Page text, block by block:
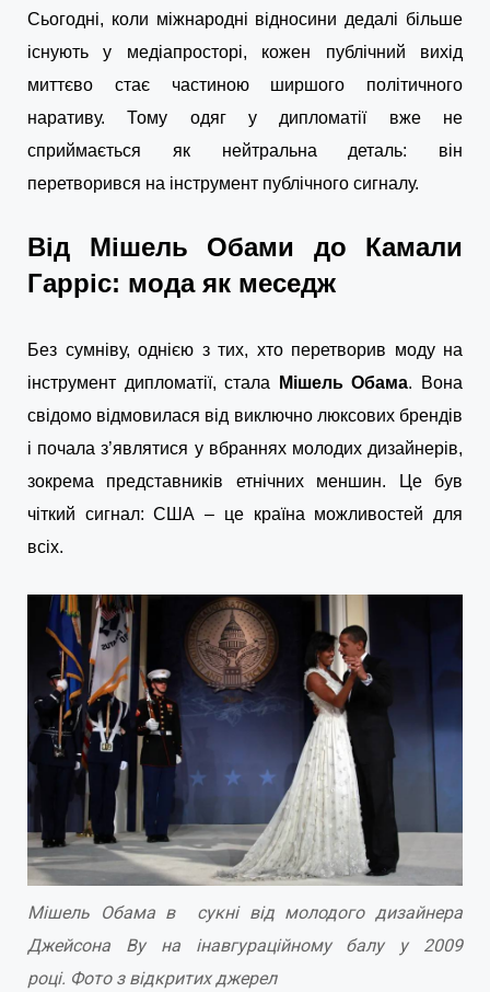
Сьогодні, коли міжнародні відносини дедалі більше
існують у медіапросторі, кожен публічний вихід
миттєво стає частиною ширшого політичного
наративу. Тому одяг у дипломатії вже не
сприймається як нейтральна деталь: він
перетворився на інструмент публічного сигналу.
Від Мішель Обами до Камали
Гарріс: мода як меседж
Без сумніву, однією з тих, хто перетворив моду на
інструмент дипломатії, стала
Мішель Обама. Вона
свідомо відмовилася від виключно люксових брендів
і почала з’являтися у вбраннях молодих дизайнерів,
зокрема представників етнічних меншин. Це був
чіткий сигнал: США – це країна можливостей для
всіх.
Мішель Обама в сукні від молодого дизайнера
Джейсона Ву на інавгураційному балу у 2009
році. Фото з відкритих джерел